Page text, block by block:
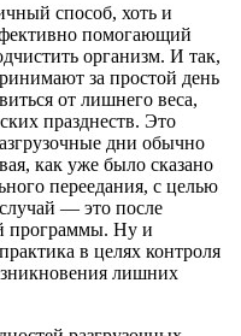
способ, хоть и
помогающий
организм. И так,
за простой день
от лишнего веса,
празднеств. Это
дни обычно
как уже было сказано
переедания, с целью
— это после
программы. Ну и
в целях контроля
лишних